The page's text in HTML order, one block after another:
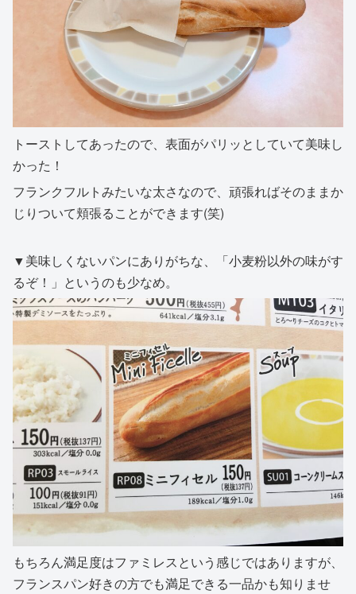
トーストしてあったので、表面がパリッとしていて美味し
かった！
フランクフルトみたいな太さなので、頑張ればそのままか
じりついて頬張ることができます(笑)
▼美味しくないパンにありがちな、「小麦粉以外の味がす
るぞ！」というのも少なめ。
もちろん満足度はファミレスという感じではありますが、
フランスパン好きの方でも満足できる一品かも知りませ